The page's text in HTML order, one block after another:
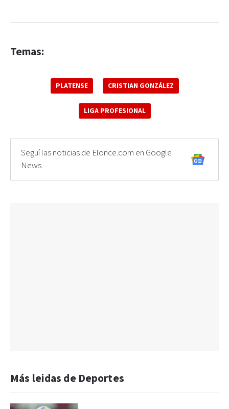
Temas:
PLATENSE CRISTIAN GONZÁLEZ
LIGA PROFESIONAL
Seguí las noticias de Elonce.com en Google
News
Más leidas de Deportes